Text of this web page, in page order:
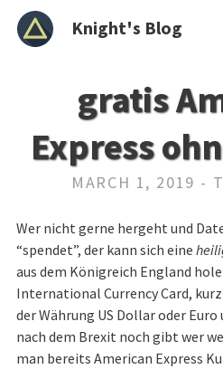
Knight's Blog
gratis
Express
MARCH 1, 2019 -
Wer nicht gerne hergeht und
“spendet”, der kann sich eine
aus dem Königreich England
International Currency Card,
der Währung US Dollar oder
nach dem Brexit noch gibt wer
man bereits American Express